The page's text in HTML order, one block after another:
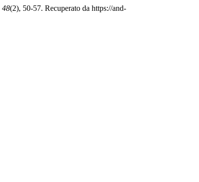
48(2), 50-57. Recuperato da https://and-